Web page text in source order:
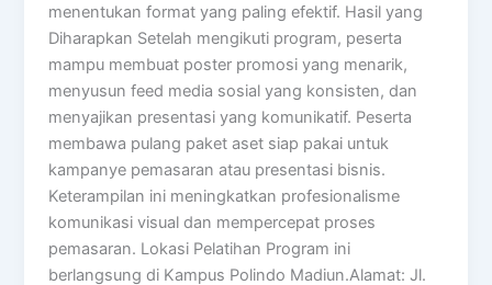
menentukan format yang paling efektif. Hasil yang
Diharapkan Setelah mengikuti program, peserta
mampu membuat poster promosi yang menarik,
menyusun feed media sosial yang konsisten, dan
menyajikan presentasi yang komunikatif. Peserta
membawa pulang paket aset siap pakai untuk
kampanye pemasaran atau presentasi bisnis.
Keterampilan ini meningkatkan profesionalisme
komunikasi visual dan mempercepat proses
pemasaran. Lokasi Pelatihan Program ini
berlangsung di Kampus Polindo Madiun.Alamat: Jl.